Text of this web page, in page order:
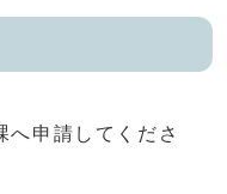
申請してくださ